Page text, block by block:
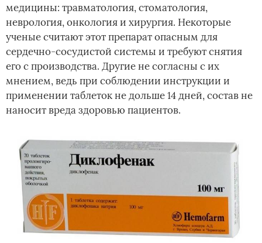
медицины: травматология, стоматология,
неврология, онкология и хирургия. Некоторые
ученые считают этот препарат опасным для
сердечно-сосудистой системы и требуют снятия
его с производства. Другие не согласны с их
мнением, ведь при соблюдении инструкции и
применении таблеток не дольше 14 дней, состав не
наносит вреда здоровью пациентов.